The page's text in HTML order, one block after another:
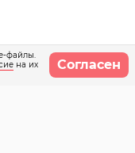
файлы.
на их
Согласен